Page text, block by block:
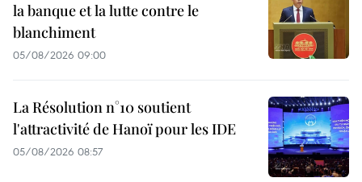
la banque et la lutte contre le
blanchiment
05/08/2026 09:00
La Résolution n°10 soutient
l'attractivité de Hanoï pour les IDE
05/08/2026 08:57